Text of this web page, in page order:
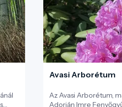
Avasi Arborétum
Az Avasi Arborétum,
Adorján Imre